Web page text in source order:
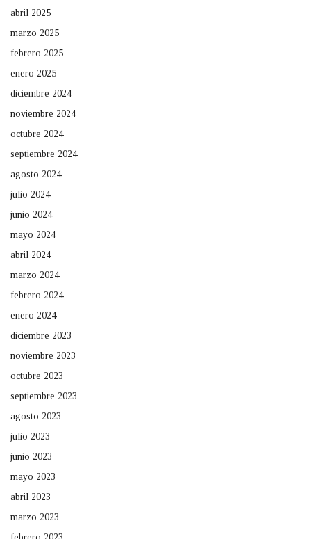
abril 2025
marzo 2025
febrero 2025
enero 2025
diciembre 2024
noviembre 2024
octubre 2024
septiembre 2024
agosto 2024
julio 2024
junio 2024
mayo 2024
abril 2024
marzo 2024
febrero 2024
enero 2024
diciembre 2023
noviembre 2023
octubre 2023
septiembre 2023
agosto 2023
julio 2023
junio 2023
mayo 2023
abril 2023
marzo 2023